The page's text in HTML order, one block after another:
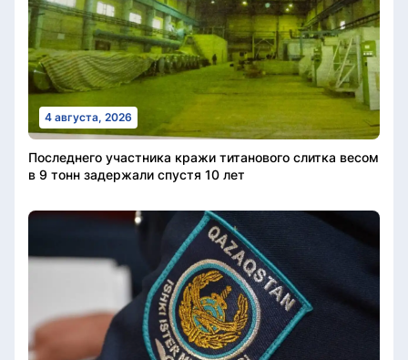
4 августа, 2026
Последнего участника кражи титанового слитка весом
в 9 тонн задержали спустя 10 лет